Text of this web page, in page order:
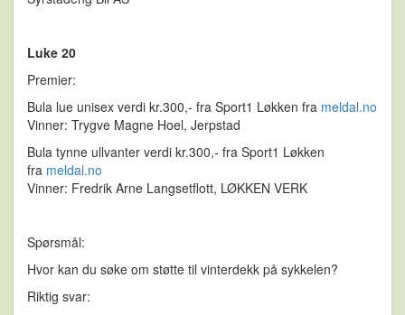
Luke 20
Premier:
Bula lue unisex verdi kr.300,- fra Sport1 Løkken fra meldal.no
Vinner: Trygve Magne Hoel, Jerpstad
Bula tynne ullvanter verdi kr.300,- fra Sport1 Løkken
fra meldal.no
Vinner: Fredrik Arne Langsetflott, LØKKEN VERK
Spørsmål:
Hvor kan du søke om støtte til vinterdekk på sykkelen?
Riktig svar: